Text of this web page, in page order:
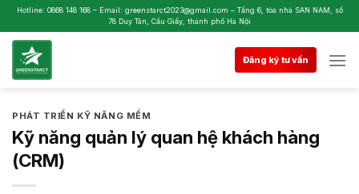
Skip
to
content
Hotline: 0868 148 168 – Email: greenstarct2023@gmail.com – Tầng 6, tòa nhà SAN NAM, số
78 Duy Tân, Cầu Giấy, thành phố Hà Nội
Đăng ký tư vấn
PHÁT TRIỂN KỸ NĂNG MỀM
Kỹ năng quản lý quan hệ khách hàng
(CRM)